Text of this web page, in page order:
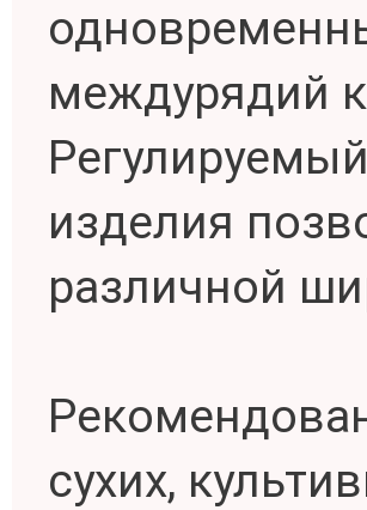
междурядий
изделия
различной
сухих,